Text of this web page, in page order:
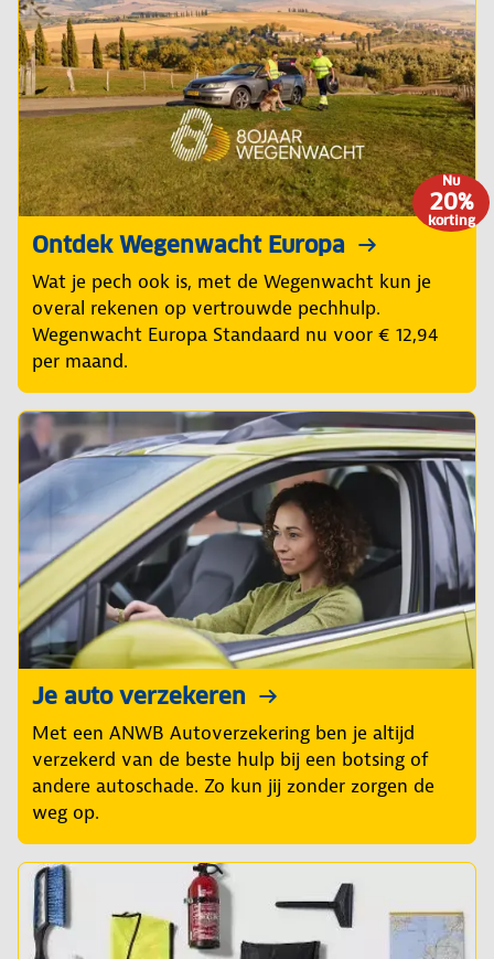
Nu
20%
korting
Ontdek Wegenwacht Europa
Wat je pech ook is, met de Wegenwacht kun je
overal rekenen op vertrouwde pechhulp.
Wegenwacht Europa Standaard nu voor € 12,94
per maand.
Je auto verzekeren
Met een ANWB Autoverzekering ben je altijd
verzekerd van de beste hulp bij een botsing of
andere autoschade. Zo kun jij zonder zorgen de
weg op.